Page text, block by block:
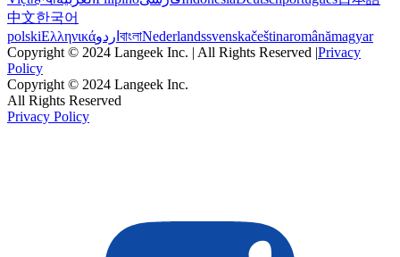
中文한국어
polskiΕλληνικάاردو বাংলাNederlandssvenskačeštinaromânămagyar
Copyright © 2024 Langeek Inc. | All Rights Reserved |Privacy
Policy
Copyright © 2024 Langeek Inc.
All Rights Reserved
Privacy Policy